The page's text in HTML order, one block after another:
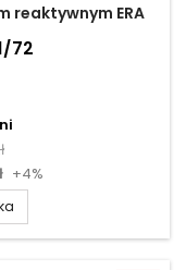
reaktywnym ERA
72
+4%